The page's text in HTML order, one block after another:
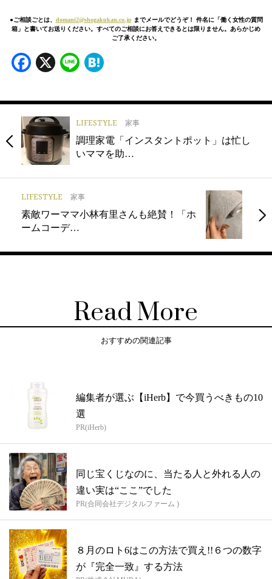
●ご相談ごとは、 domani2@shogakukan.co.jp までメールでどうぞ！ 件名に「働く女性の質問
箱」と書いてお送りください。すべてのご相談にお答えできるとは限りません。あらかじめ
ご了承ください。
Facebook
X Line
LIFESTYLE 家事
調理家電「インスタントポット」は忙し
いママを助…
LIFESTYLE 家事
素敵ワーママ小林有里さんも絶賛！「ホ
ームコーデ…
Read More
おすすめの関連記事
編集者が選ぶ【iHerb】で今買うべきもの10
選
PR(iHerb)
同じ宝くじなのに、当たる人と外れる人の
違い実は“ここ”でした
PR(合同会社デジタルファーム )
８月のロト6はこの方法で買え!!６つの数字
が『完全一致』する方法